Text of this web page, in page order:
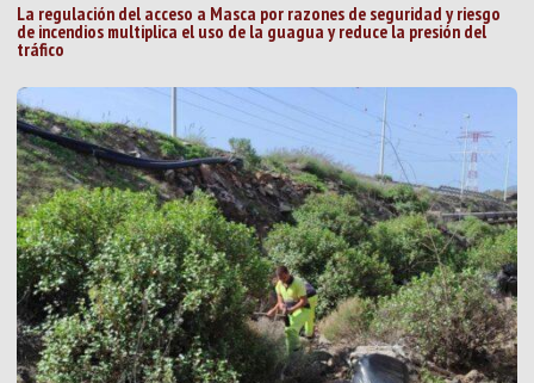
La regulación del acceso a Masca por razones de seguridad y riesgo
de incendios multiplica el uso de la guagua y reduce la presión del
tráfico